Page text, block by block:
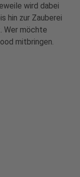
wird dabei
hin zur Zauberei
Wer möchte
mitbringen.